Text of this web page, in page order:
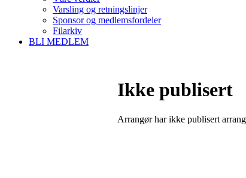
Varsling og retningslinjer
Sponsor og medlemsfordeler
Filarkiv
BLI MEDLEM
Ikke publisert
Arrangør har ikke publisert